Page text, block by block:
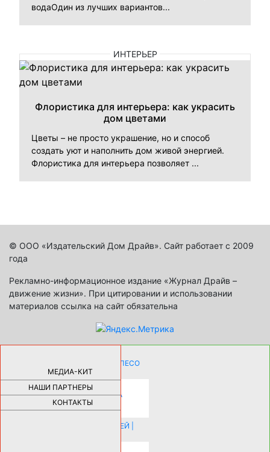
водаОдин из лучших вариантов...
ИНТЕРЬЕР
Флористика для интерьера: как украсить
дом цветами
Цветы – не просто украшение, но и способ
создать уют и наполнить дом живой энергией.
Флористика для интерьера позволяет ...
© ООО «Издательский Дом Драйв». Сайт работает с 2009
года
Рекламно-информационное издание «Журнал Драйв –
движение жизни». При цитировании и использовании
материалов ссылка на сайт обязательна
МЕДИА-КИТ
НАШИ ПАРТНЕРЫ
КОНТАКТЫ
КАК ДЕВУШКЕ ПОМЕНЯТЬ КОЛЕСО
НА АВТОМОБИЛЕ |69177
НОВЫЕ РАЗРАБОТКИ ДЛЯ
ОЗДОРОВЛЕНИЯ ОРГАНИЗМА
ПЛАТФОРМА ШУМАННА 3Д И
КАПСУЛА ЗДОРОВЬЯ |28287
ИСТОРИЯ НАКЛАДНЫХ НОГТЕЙ |